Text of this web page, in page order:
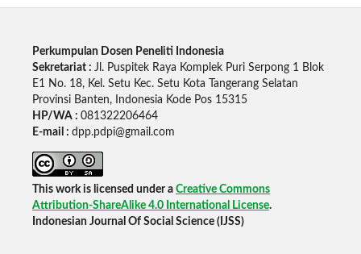
Perkumpulan Dosen Peneliti Indonesia
Sekretariat : Jl. Puspitek Raya Komplek Puri Serpong 1 Blok
E1 No. 18, Kel. Setu Kec. Setu Kota Tangerang Selatan
Provinsi Banten, Indonesia Kode Pos 15315
HP/WA : 081322206464
E-mail : dpp.pdpi@gmail.com
This work is licensed under a Creative Commons
Attribution-ShareAlike 4.0 International License.
Indonesian Journal Of Social Science (IJSS)